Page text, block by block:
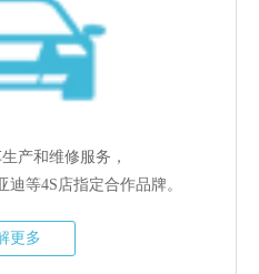
产和维修服务，
等4S店指定合作品牌。
更多